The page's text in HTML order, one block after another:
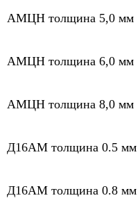
АМЦН толщина 5,0 мм
АМЦН толщина 6,0 мм
АМЦН толщина 8,0 мм
Д16АМ толщина 0.5 мм
Д16АМ толщина 0.8 мм